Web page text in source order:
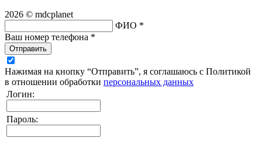
2026 © mdcplanet
ФИО *
Ваш номер телефона *
Отправить
Нажимая на кнопку “Отправить”, я соглашаюсь с Политикой
в отношении обработки персональных данных
Логин:
Пароль: